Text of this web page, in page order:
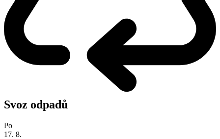
Svoz odpadů
Po
17. 8.